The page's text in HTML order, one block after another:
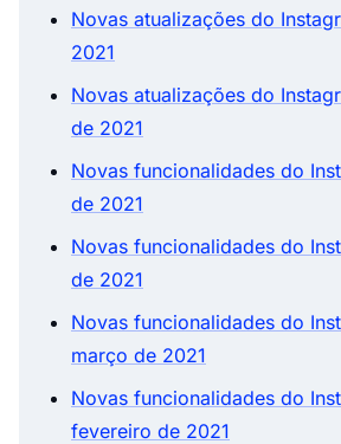
Novas atualizações do
2021
Novas atualizações do
de 2021
Novas funcionalidades do
de 2021
Novas funcionalidades do
de 2021
Novas funcionalidades do
março de 2021
Novas funcionalidades do
fevereiro de 2021